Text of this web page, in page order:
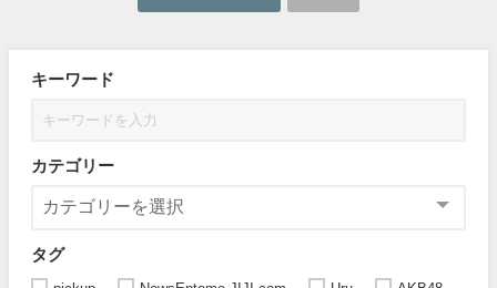
キーワード
カテゴリー
タグ